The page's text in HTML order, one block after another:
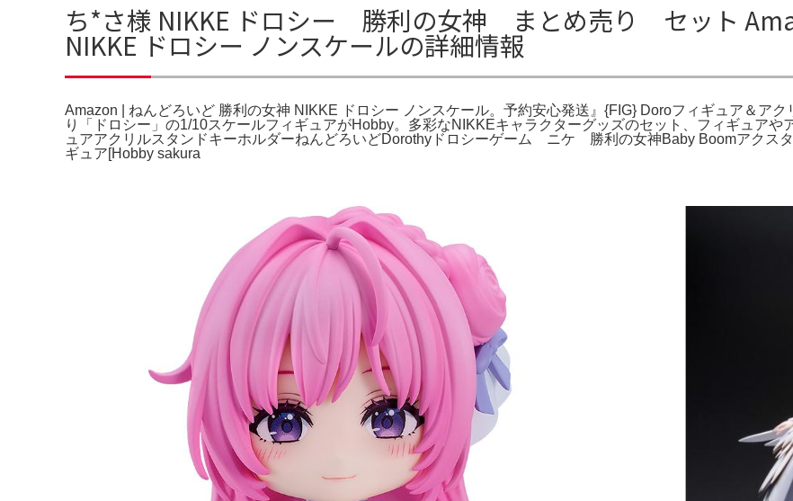
ち*さ様 NIKKE ドロシー 勝利の女神 まとめ売り セット
NIKKE ドロシー ノンスケールの詳細情報
Amazon | ねんどろいど 勝利の女神 NIKKE ドロシー ノンスケール。予約安心発送』{FIG} Doroフィギュア＆ア
り「ドロシー」の1/10スケールフィギュアがHobby。多彩なNIKKEキャラクターグッズのセット、フィギュア
ュアアクリルスタンドキーホルダーねんどろいどDorothyドロシーゲーム ニケ 勝利の女神Baby Boomアクス
ギュア[Hobby sakura